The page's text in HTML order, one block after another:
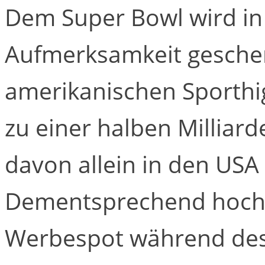
Dem Super Bowl wird
Aufmerksamkeit
amerikanischen
zu einer halben
davon allein in den
Dementsprechend
Werbespot während